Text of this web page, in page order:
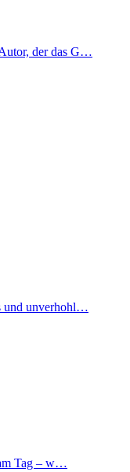
der das G…
und unverhohl…
Tag – w…